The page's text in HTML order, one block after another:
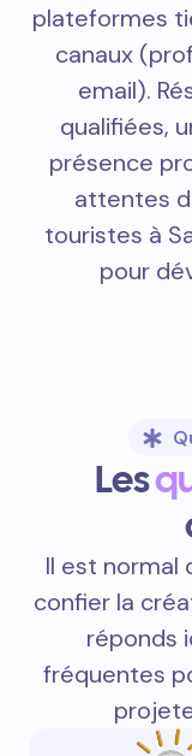
plateformes
canaux
email).
qualifiées,
présence
attentes
touristes à
pour
Les
Il est normal
confier la
réponds
fréquentes